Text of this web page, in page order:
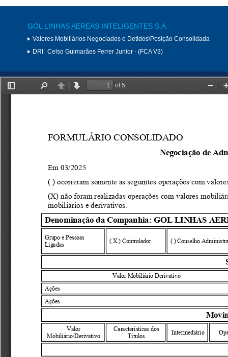
GOL LINHAS AEREAS INTELIGENTES S.A.
Valores Mobiliários Negociados e Detidos\Posição Consolidada
DRI: Celso Guimarães Ferrer Junior - (FCA V3)